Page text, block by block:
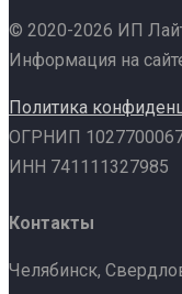
© 2020-2026 ИП
Информация на
Политика
ОГРНИП
ИНН 741111327985
Контакты
Челябинск,